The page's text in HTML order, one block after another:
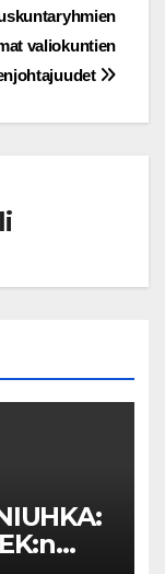
valiokuntien